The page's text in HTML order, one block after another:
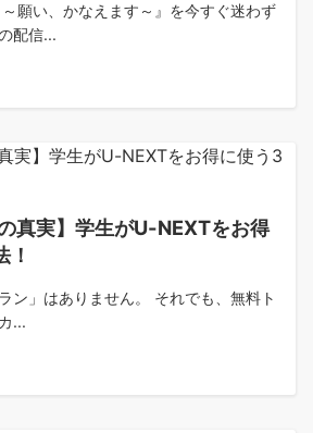
願い、かなえます～』を今すぐ迷わず
配信...
真実】学生がU-NEXTをお得
ン」はありません。 それでも、無料ト
...